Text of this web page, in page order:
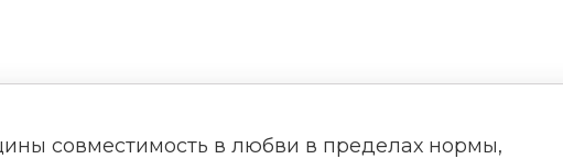
совместимость в любви в пределах нормы,